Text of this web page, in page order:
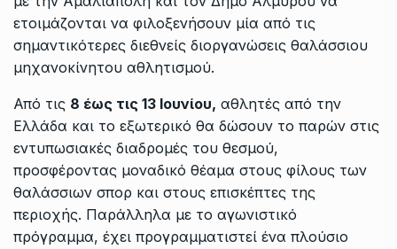
ετοιμάζονται να φιλοξενήσουν μία από τις
σημαντικότερες διεθνείς διοργανώσεις θαλάσσιου
μηχανοκίνητου αθλητισμού.
Από τις 8 έως τις 13 Ιουνίου, αθλητές από την
Ελλάδα και το εξωτερικό θα δώσουν το παρών στις
εντυπωσιακές διαδρομές του θεσμού,
προσφέροντας μοναδικό θέαμα στους φίλους των
θαλάσσιων σπορ και στους επισκέπτες της
περιοχής. Παράλληλα με το αγωνιστικό
πρόγραμμα, έχει προγραμματιστεί ένα πλούσιο